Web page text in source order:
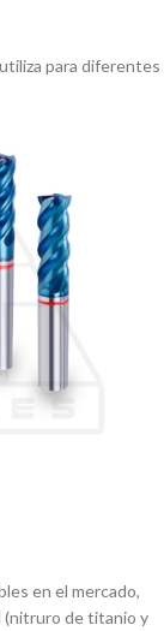
para diferentes
en el mercado,
(nitruro de titanio y